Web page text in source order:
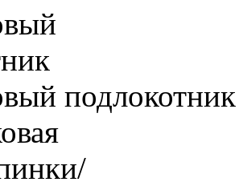
подлокотник